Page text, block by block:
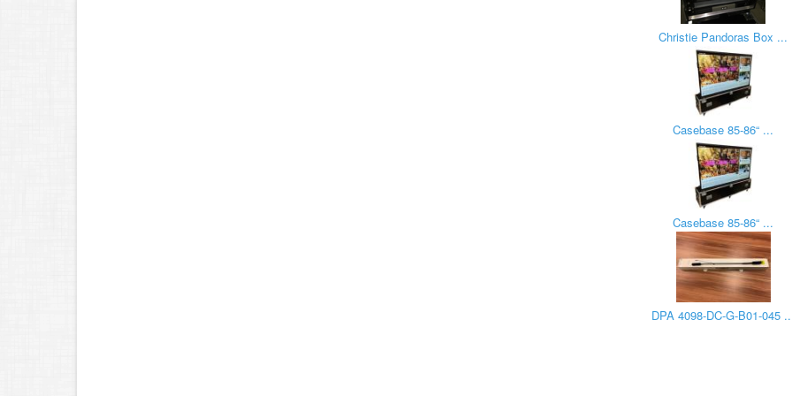
Christie Pandoras Box ...
Casebase 85-86“ ...
Casebase 85-86“ ...
DPA 4098-DC-G-B01-045